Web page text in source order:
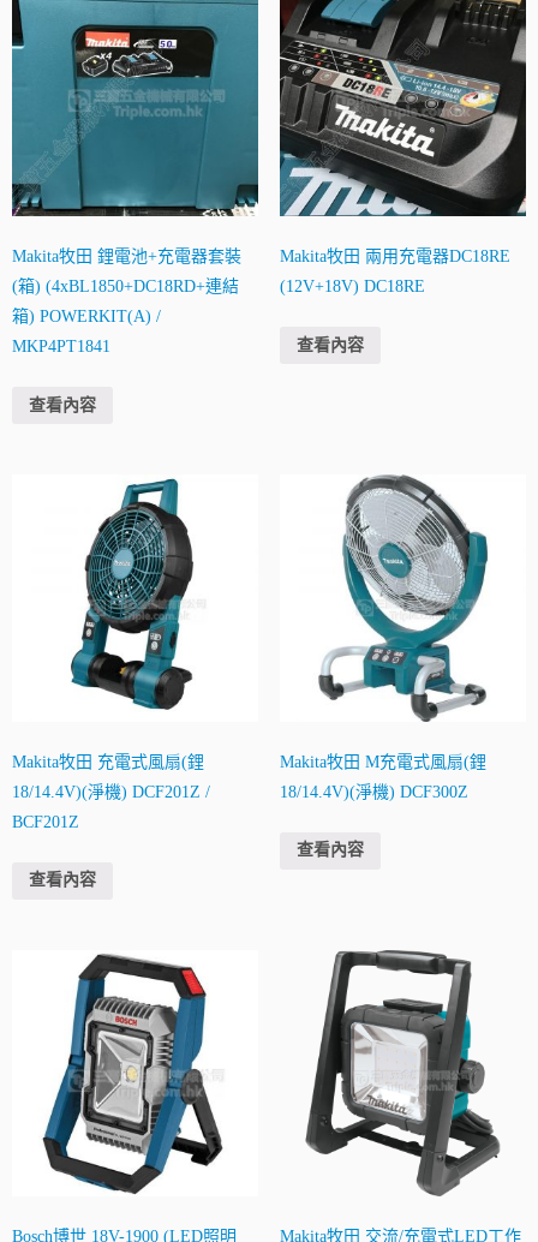
Makita牧田 鋰電池+充電器套裝
(箱) (4xBL1850+DC18RD+連結
箱) POWERKIT(A) /
MKP4PT1841
查看內容
Makita牧田 兩用充電器DC18RE
(12V+18V) DC18RE
查看內容
Makita牧田 充電式風扇(鋰
18/14.4V)(淨機) DCF201Z /
BCF201Z
查看內容
Makita牧田 M充電式風扇(鋰
18/14.4V)(淨機) DCF300Z
查看內容
Bosch博世 18V-1900 (LED照明 Makita牧田 交流/充電式LED工作